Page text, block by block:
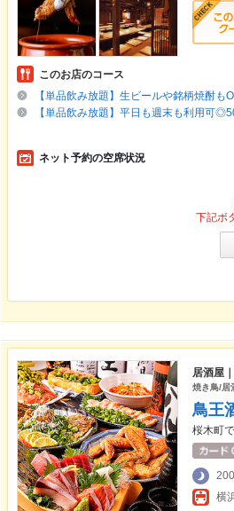
このお店のコース
【単品飲み放題】生ビールや銘柄焼酎
【単品飲み放題】平日も週末も利用可
ネット予約の空席状況
下記ボ
居酒屋
焼き鳥/居
鳥王
桜木町